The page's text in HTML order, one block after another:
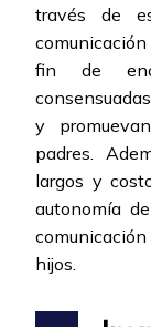
través de
fin de
y
padres.
largos y
autonomía
hijos.